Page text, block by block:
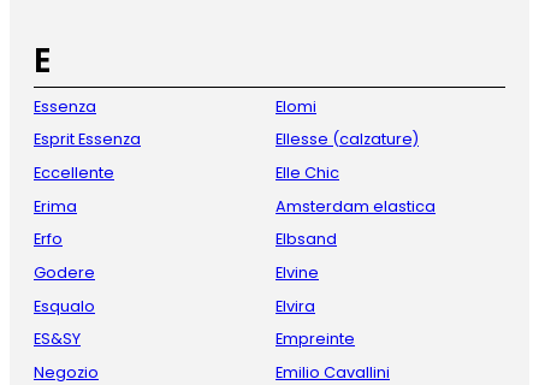
E
Essenza
Esprit Essenza
Eccellente
Erima
Erfo
Godere
Esqualo
ES&SY
Negozio
Elomi
Ellesse (calzature)
Elle Chic
Amsterdam elastica
Elbsand
Elvine
Elvira
Empreinte
Emilio Cavallini